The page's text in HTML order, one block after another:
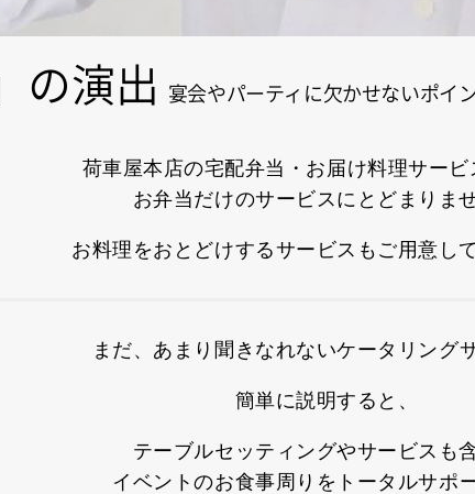
の演出 宴会やパーティに欠かせないポイ
荷車屋本店の宅配弁当・お届け料理サービ
お弁当だけのサービスにとどまりませ
お料理をおとどけするサービスもご用意し
まだ、あまり聞きなれないケータリング
簡単に説明すると、
テーブルセッティングやサービスも
イベントのお食事周りをトータルサポ